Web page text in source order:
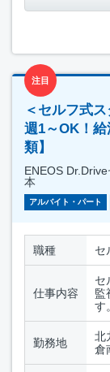
注目
＜セルフ式
週1～OK！
類】
ENEOS
本
アルバイト・パート
職種 セ
仕事内容
セ
監
す。
勤務地
北
倉